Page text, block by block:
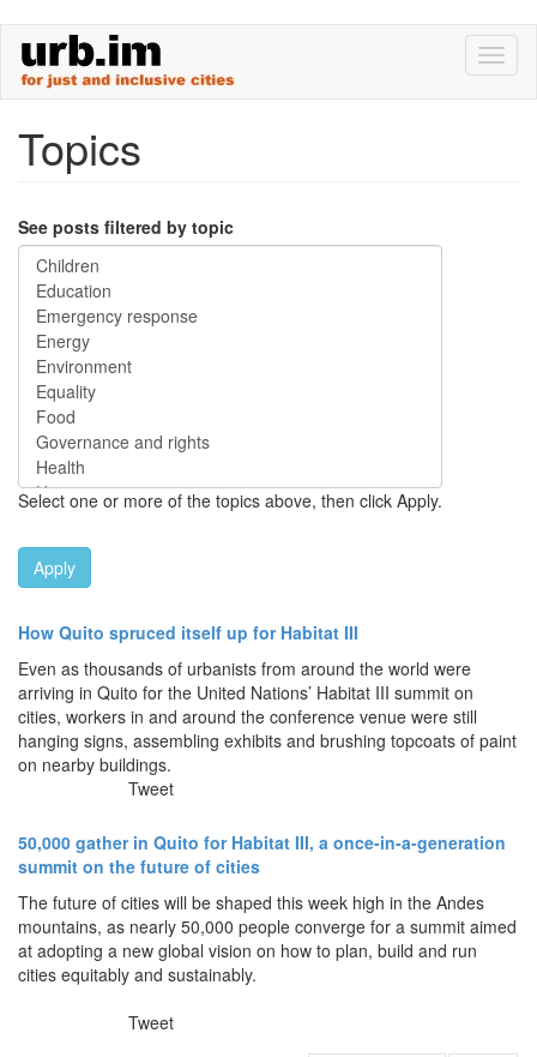
main
Topics
See posts filtered by topic
Select one or more of the topics above, then click Apply.
Apply
How Quito spruced itself up for Habitat III
Even as thousands of urbanists from around the world were
arriving in Quito for the United Nations’ Habitat III summit on
cities, workers in and around the conference venue were still
hanging signs, assembling exhibits and brushing topcoats of paint
on nearby buildings.
Tweet
50,000 gather in Quito for Habitat III, a once-in-a-generation
summit on the future of cities
The future of cities will be shaped this week high in the Andes
mountains, as nearly 50,000 people converge for a summit aimed
at adopting a new global vision on how to plan, build and run
cities equitably and sustainably.
Tweet